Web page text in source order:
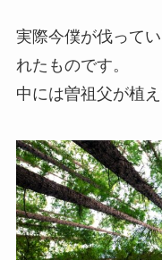
実際今僕が伐って
れたものです。
中には曽祖父が植